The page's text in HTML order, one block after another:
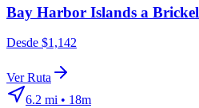
Bay Harbor Islands a
Desde $1,142
Ver Ruta
6.2 mi • 18m